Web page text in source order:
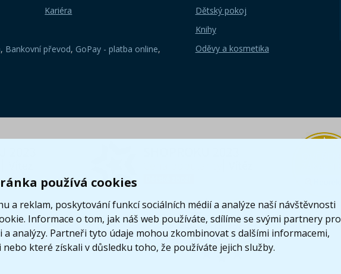
používá cookies
a reklam, poskytování funkcí sociálních médií a analýze naší návštěvnosti
Informace o tom, jak náš web používáte, sdílíme se svými partnery pro
a analýzy. Partneři tyto údaje mohou zkombinovat s dalšími informacemi,
které získali v důsledku toho, že používáte jejich služby.
Kariéra
Dětský pokoj
Knihy
Oděvy a kosmetika
, Bankovní převod, GoPay - platba online,